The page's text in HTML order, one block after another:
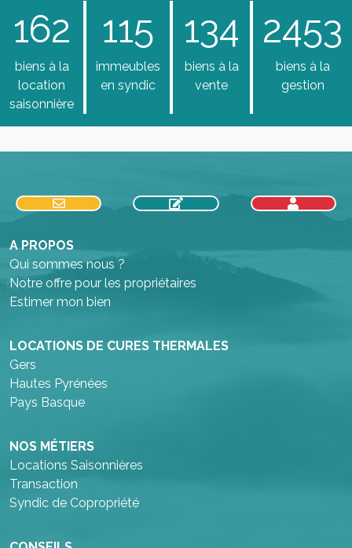
162
biens à la
location
saisonnière
115
immeubles
en syndic
134
biens à la
vente
2453
biens à la
gestion
A PROPOS
Qui sommes nous ?
Notre offre pour les propriétaires
Estimer mon bien
LOCATIONS DE CURES THERMALES
Gers
Hautes Pyrénées
Pays Basque
NOS MÉTIERS
Locations Saisonnières
Transaction
Syndic de Copropriété